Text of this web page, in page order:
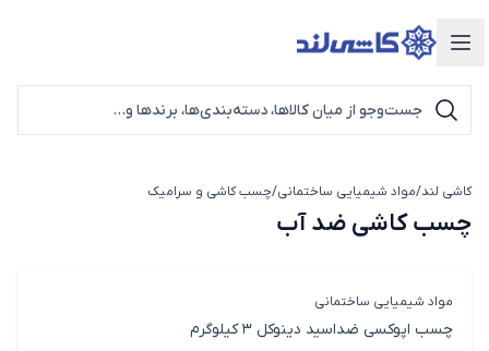
دسته‌بندی محصولات
کاشی لند/مواد شیمیایی ساختمانی/چسب کاشی و سرامیک
چسب کاشی ضد آب
مواد شیمیایی ساختمانی
چسب اپوکسی ضداسید دینوکل 3 کیلوگرم